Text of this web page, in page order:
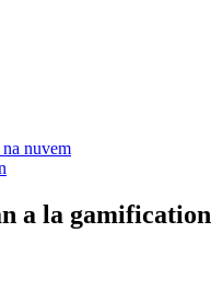
nuvem
a la gamification